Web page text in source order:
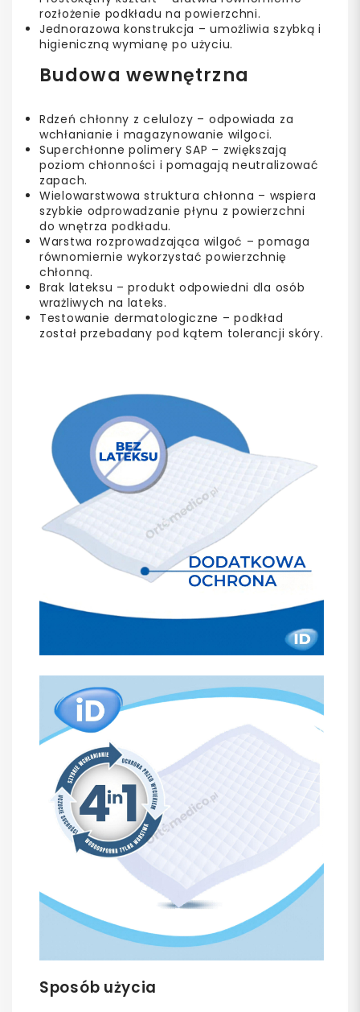
rozłożenie podkładu na powierzchni.
Jednorazowa konstrukcja – umożliwia szybką i
higieniczną wymianę po użyciu.
Budowa wewnętrzna
Rdzeń chłonny z celulozy – odpowiada za
wchłanianie i magazynowanie wilgoci.
Superchłonne polimery SAP – zwiększają
poziom chłonności i pomagają neutralizować
zapach.
Wielowarstwowa struktura chłonna – wspiera
szybkie odprowadzanie płynu z powierzchni
do wnętrza podkładu.
Warstwa rozprowadzająca wilgoć – pomaga
równomiernie wykorzystać powierzchnię
chłonną.
Brak lateksu – produkt odpowiedni dla osób
wrażliwych na lateks.
Testowanie dermatologiczne – podkład
został przebadany pod kątem tolerancji skóry.
Sposób użycia